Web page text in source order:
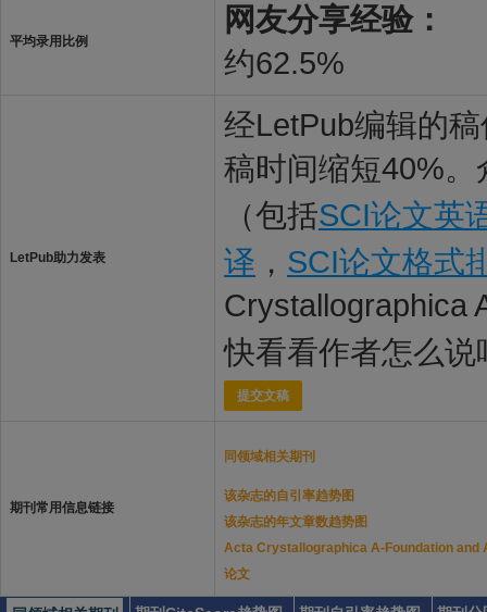
平均录用比例
网友分享经验：
约62.5%
LetPub助力发表
经LetPub编辑的
稿时间缩短40%
（包括SCI论文英
译 ， SCI论文格式
Crystallographica
快看看作者怎么说
提交文稿
期刊常用信息链接
同领域相关期刊
该杂志的自引率趋势图
该杂志的年文章数趋势图
Acta Crystallographica A-Foundation and
论文